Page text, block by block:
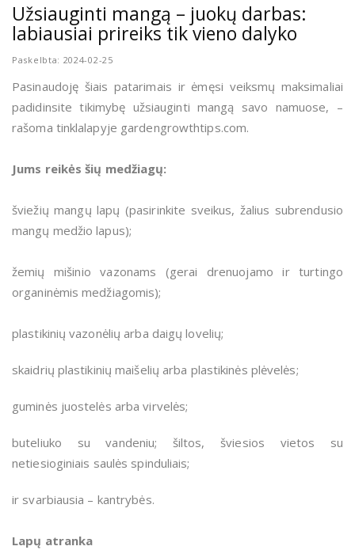
Užsiauginti mangą – juokų darbas:
labiausiai prireiks tik vieno dalyko
Paskelbta: 2024-02-25
Pasinaudoję šiais patarimais ir ėmęsi veiksmų maksimaliai
padidinsite tikimybę užsiauginti mangą savo namuose, –
rašoma tinklalapyje gardengrowthtips.com.
Jums reikės šių medžiagų:
šviežių mangų lapų (pasirinkite sveikus, žalius subrendusio
mangų medžio lapus);
žemių mišinio vazonams (gerai drenuojamo ir turtingo
organinėmis medžiagomis);
plastikinių vazonėlių arba daigų lovelių;
skaidrių plastikinių maišelių arba plastikinės plėvelės;
guminės juostelės arba virvelės;
buteliuko su vandeniu; šiltos, šviesios vietos su
netiesioginiais saulės spinduliais;
ir svarbiausia – kantrybės.
Lapų atranka